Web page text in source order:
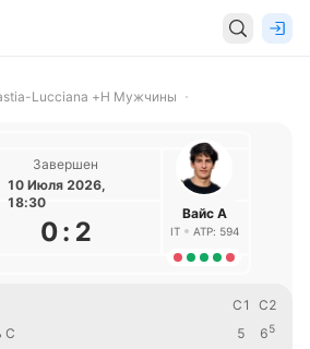
Lucciana +H Мужчины
Завершен
10 Июля 2026,
18:30
0: 2
Вайс А
IT ATP: 594
С1
С2
С
5 65